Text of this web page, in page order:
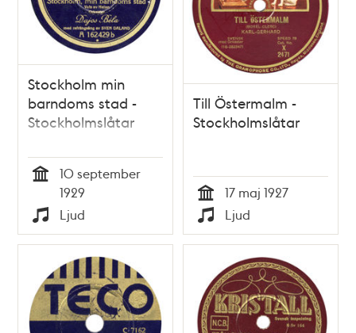
Stockholm min
barndoms stad -
Stockholmslåtar
10 september
1929
Typ
Ljud
Till Östermalm -
Stockholmslåtar
Tid
17 maj 1927
Typ
Ljud